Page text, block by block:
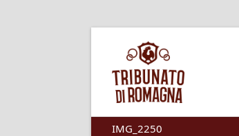
IMG_2250